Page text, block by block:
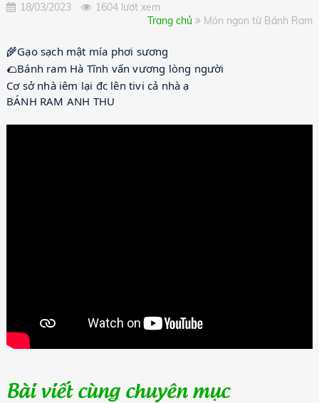
18/03/2023
1604 lượt xem
Trang chủ
Món ngon từ Bánh Ram
🌾Gạo sạch mật mía phơi sương
🌮Bánh ram Hà Tĩnh vấn vương lòng người
Cơ sở nhà iêm lại đc lên tivi cả nhà ạ
BÁNH RAM ANH THU
Bài viết cùng chuyên mục